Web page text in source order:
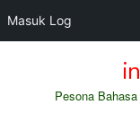
Masuk Log
Pesona